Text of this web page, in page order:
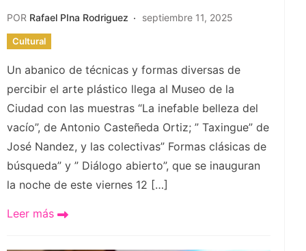
POR Rafael PIna Rodriguez septiembre 11, 2025
Cultural
Un abanico de técnicas y formas diversas de
percibir el arte plástico llega al Museo de la
Ciudad con las muestras “La inefable belleza del
vacío”, de Antonio Casteñeda Ortiz; ⁠” Taxingue” de
José Nandez, y las colectivas” Formas clásicas de
búsqueda” y ⁠⁠” Diálogo abierto”, que se inauguran
la noche de este viernes 12 […]
Leer más